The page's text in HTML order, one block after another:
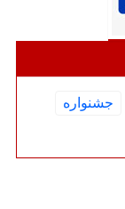
جشنواره